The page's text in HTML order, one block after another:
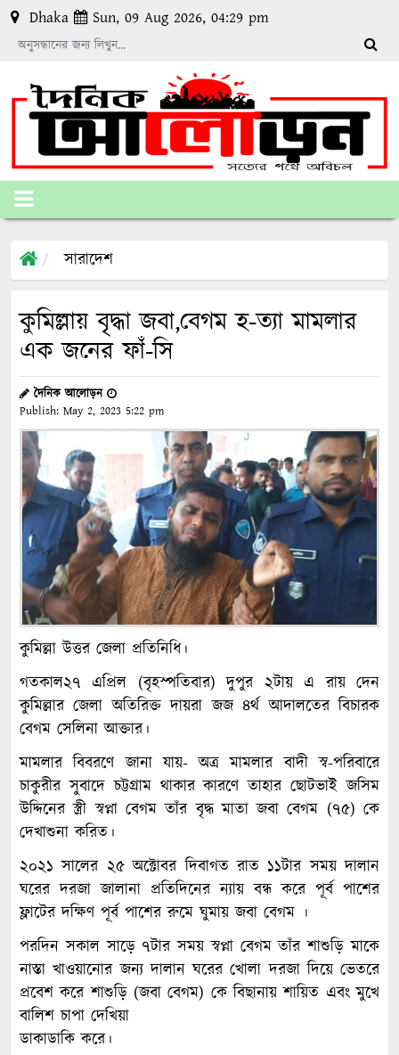
Dhaka Sun, 09 Aug 2026, 04:29 pm
সারাদেশ
কুমিল্লায় বৃদ্ধা জবা,বেগম হ-ত্যা মামলার
এক জনের ফাঁ-সি
দৈনিক আলোড়ন
Publish: May 2, 2023 5:22 pm
কুমিল্লা উত্তর জেলা প্রতিনিধি।
গতকাল২৭ এপ্রিল (বৃহস্পতিবার) দুপুর ২টায় এ রায় দেন
কুমিল্লার জেলা অতিরিক্ত দায়রা জজ ৪র্থ আদালতের বিচারক
বেগম সেলিনা আক্তার।
মামলার বিবরণে জানা যায়- অত্র মামলার বাদী স্ব-পরিবারে
চাকুরীর সুবাদে চট্টগ্রাম থাকার কারণে তাহার ছোটভাই জসিম
উদ্দিনের স্ত্রী স্বপ্না বেগম তাঁর বৃদ্ধ মাতা জবা বেগম (৭৫) কে
দেখাশুনা করিত।
২০২১ সালের ২৫ অক্টোবর দিবাগত রাত ১১টার সময় দালান
ঘরের দরজা জালানা প্রতিদিনের ন্যায় বন্ধ করে পূর্ব পাশের
ফ্লাটের দক্ষিণ পূর্ব পাশের রুমে ঘুমায় জবা বেগম ।
পরদিন সকাল সাড়ে ৭টার সময় স্বপ্না বেগম তাঁর শাশুড়ি মাকে
নাস্তা খাওয়ানোর জন্য দালান ঘরের খোলা দরজা দিয়ে ভেতরে
প্রবেশ করে শাশুড়ি (জবা বেগম) কে বিছানায় শায়িত এবং মুখে
বালিশ চাপা দেখিয়া
ডাকাডাকি করে।